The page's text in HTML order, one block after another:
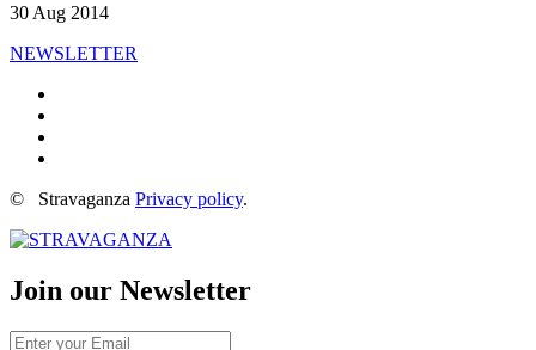
30 Aug 2014
NEWSLETTER
© Stravaganza Privacy policy.
Join our Newsletter